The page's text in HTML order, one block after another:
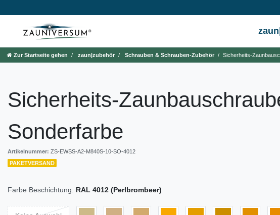
Zur Startseite gehen zaun|zubehör Schrauben & Schrauben-Zubehör Sicherheits-
Sicherheits-
Sonderfarbe
Artikelnummer: ZS-EWSS-A2-M840S-10-SO-4012
PAKETVERSAND
Farbe Beschichtung: RAL 4012 (Perlbrombeer)